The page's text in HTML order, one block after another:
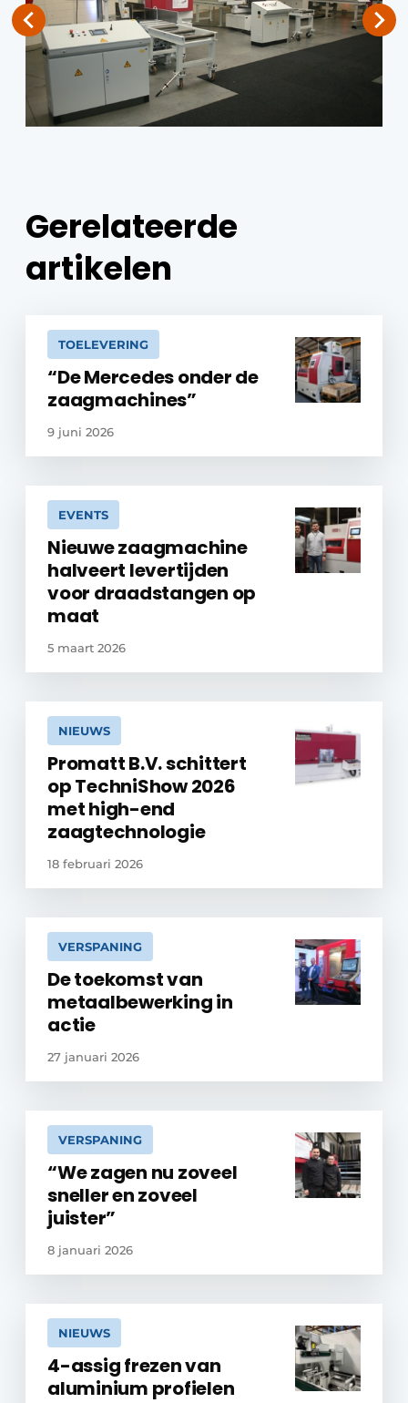
Gerelateerde
artikelen
TOELEVERING
“De Mercedes onder de
zaagmachines”
9 juni 2026
EVENTS
Nieuwe zaagmachine
halveert levertijden
voor draadstangen op
maat
5 maart 2026
NIEUWS
Promatt B.V. schittert
op TechniShow 2026
met high-end
zaagtechnologie
18 februari 2026
VERSPANING
De toekomst van
metaalbewerking in
actie
27 januari 2026
VERSPANING
“We zagen nu zoveel
sneller en zoveel
juister”
8 januari 2026
NIEUWS
4-assig frezen van
aluminium profielen